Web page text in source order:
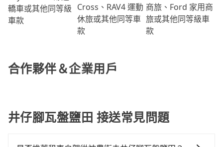
轎車或其他同等級
車款
Cross、RAV4 運動
休旅或其他同等車
款
商旅、Ford 家用商
旅或其他同等級車
款
合作夥伴＆企業用戶
井仔腳瓦盤鹽田 接送常見問題